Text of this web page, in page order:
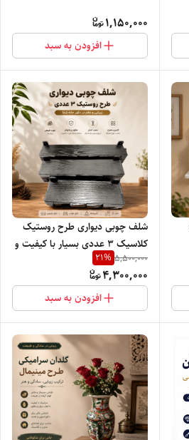
1,150,000
افزودن به سبد
شلف چوبی دیواری طرح روستیک
کلاسیک 3 عددی بسیار با کیفیت و
در حد نو
5,500,000
21%
4,300,000
افزودن به سبد